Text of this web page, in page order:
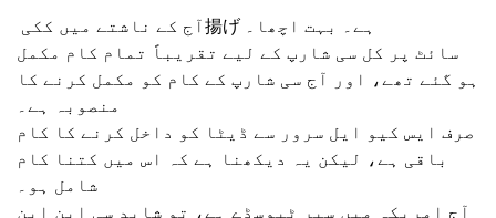
آج کے ناشتے میں ککی揚げ ہے۔ بہت اچھا۔
سائٹ پر کل سی شارپ کے لیے تقریباً تمام کام مکمل
ہو گئے تھے، اور آج سی شارپ کے کام کو مکمل کرنے کا
منصوبہ ہے۔
صرف ایس کیو ایل سرور سے ڈیٹا کو داخل کرنے کا کام
باقی ہے، لیکن یہ دیکھنا ہے کہ اس میں کتنا کام
شامل ہو۔
آج امریکہ میں سپر ٹیوسڈے ہے، تو شاید سی این این